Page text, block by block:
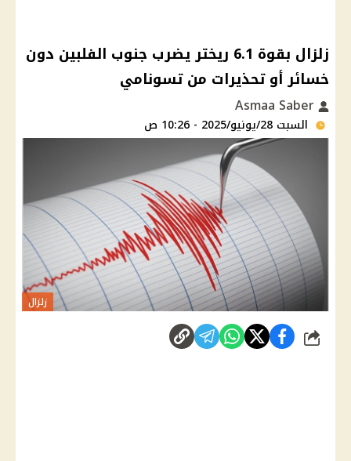
زلزال بقوة 6.1 ريختر يضرب جنوب الفلبين دون
خسائر أو تحذيرات من تسونامي
السبت 28/يونيو/2025 - 10:26 ص
زلزال
شارك